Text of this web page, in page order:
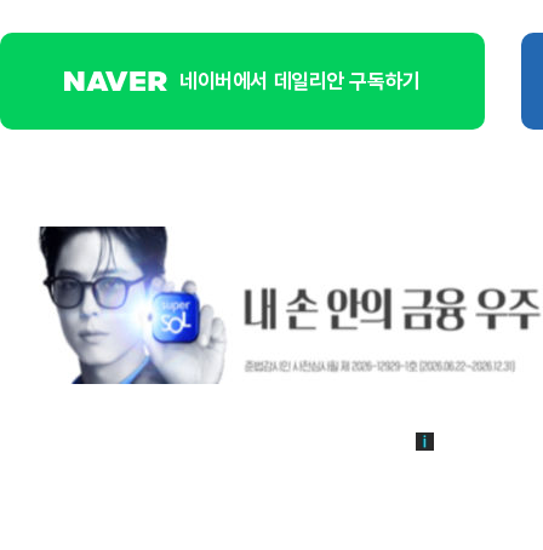
네이버에서 데일리안 구독하기